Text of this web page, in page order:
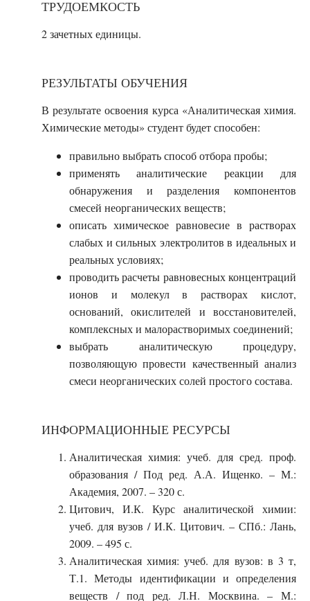
ТРУДОЕМКОСТЬ
2зачетных единицы.
РЕЗУЛЬТАТЫ ОБУЧЕНИЯ
В результате освоения курса «Аналитическая химия.
Химические методы» студент будет способен:
правильно выбрать способ отбора пробы;
применять аналитические реакции для
обнаружения и разделения компонентов
смесей неорганических веществ;
описать химическое равновесие в растворах
слабых и сильных электролитов в идеальных и
реальных условиях;
проводить расчеты равновесных концентраций
ионов и молекул в растворах кислот,
оснований, окислителей и восстановителей,
комплексных и малорастворимых соединений;
выбрать аналитическую процедуру,
позволяющую провести качественный анализ
смеси неорганических солей простого состава.
ИНФОРМАЦИОННЫЕ РЕСУРСЫ
Аналитическая химия: учеб. для сред. проф.
образования / Под ред. А.А. Ищенко. – М.:
Академия, 2007. – 320 с.
Цитович, И.К. Курс аналитической химии:
учеб. для вузов / И.К. Цитович. – СПб.: Лань,
2009. – 495 с.
Аналитическая химия: учеб. для вузов: в 3 т,
Т.1. Методы идентификации и определения
веществ / под ред. Л.Н. Москвина. – М.: